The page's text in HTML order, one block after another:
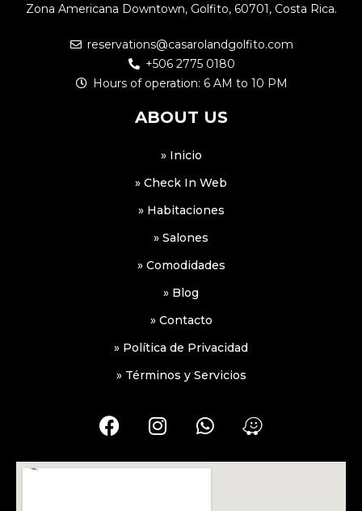
Zona Americana Downtown, Golfito, 60701, Costa Rica.
reservations@casarolandgolfito.com
+506 2775 0180
Hours of operation: 6 AM to 10 PM
ABOUT US
» Inicio
» Check In Web
» Habitaciones
» Salones
» Comodidades
» Blog
» Contacto
» Política de Privacidad
» Términos y Servicios
F
a
e
I
n
t
W
h
t
W
a